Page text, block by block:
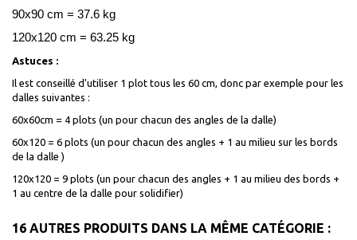
90x90 cm = 37.6 kg
120x120 cm = 63.25 kg
Astuces :
Il est conseillé d'utiliser 1 plot tous les 60 cm, donc par exemple pour les
dalles suivantes :
60x60cm = 4 plots (un pour chacun des angles de la dalle)
60x120 = 6 plots (un pour chacun des angles + 1 au milieu sur les bords
de la dalle )
120x120 = 9 plots (un pour chacun des angles + 1 au milieu des bords +
1 au centre de la dalle pour solidifier)
16 AUTRES PRODUITS DANS LA MÊME CATÉGORIE :